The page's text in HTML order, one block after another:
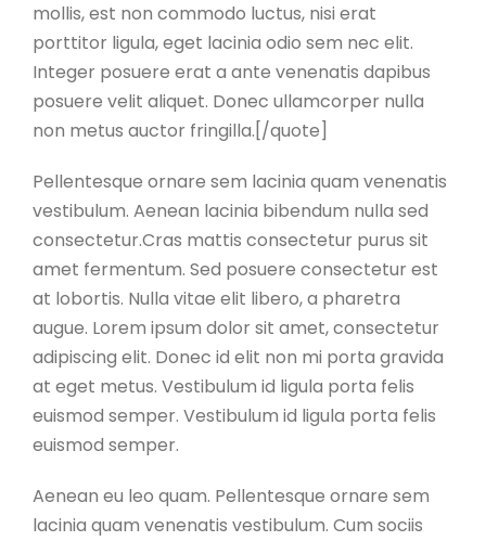
mollis, est non commodo luctus, nisi erat
porttitor ligula, eget lacinia odio sem nec elit.
Integer posuere erat a ante venenatis dapibus
posuere velit aliquet. Donec ullamcorper nulla
non metus auctor fringilla.[/quote]
Pellentesque ornare sem lacinia quam venenatis
vestibulum. Aenean lacinia bibendum nulla sed
consectetur.Cras mattis consectetur purus sit
amet fermentum. Sed posuere consectetur est
at lobortis. Nulla vitae elit libero, a pharetra
augue. Lorem ipsum dolor sit amet, consectetur
adipiscing elit. Donec id elit non mi porta gravida
at eget metus. Vestibulum id ligula porta felis
euismod semper. Vestibulum id ligula porta felis
euismod semper.
Aenean eu leo quam. Pellentesque ornare sem
lacinia quam venenatis vestibulum. Cum sociis